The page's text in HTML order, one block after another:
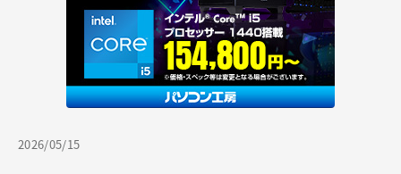
2026/05/15